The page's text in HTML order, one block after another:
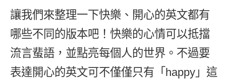
英文寫作
Cengage TED Talks
CNN聽力強化
兒童美語
數位學習教材
讓我們來整理一下快樂、開心的英文都有
哪些不同的版本吧！快樂的心情可以抵擋
流言蜚語，並點亮每個人的世界。不過要
表達開心的英文可不僅僅只有「happy」這